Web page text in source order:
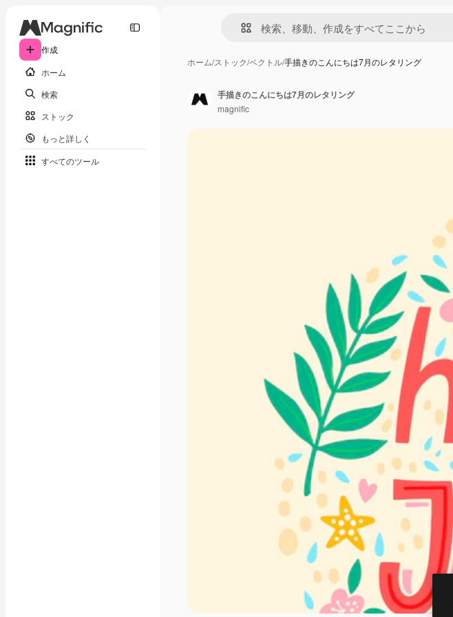
作成
ホーム
検索
ストック
もっと詳しく
すべてのツール
ホーム/ストック/ベクトル/手描きのこんにちは7月のレタリング
手描きのこんにちは7月のレタリング
magnific